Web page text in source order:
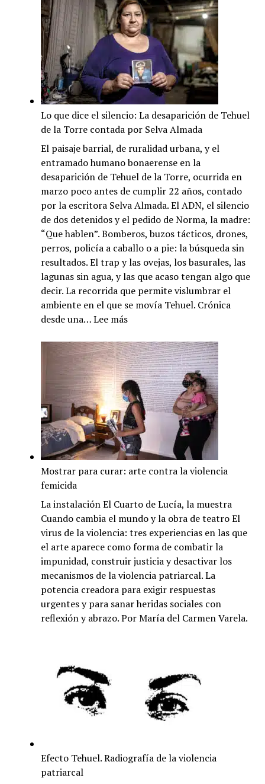
Lo que dice el silencio: La desaparición de Tehuel
de la Torre contada por Selva Almada
El paisaje barrial, de ruralidad urbana, y el
entramado humano bonaerense en la
desaparición de Tehuel de la Torre, ocurrida en
marzo poco antes de cumplir 22 años, contado
por la escritora Selva Almada. El ADN, el silencio
de dos detenidos y el pedido de Norma, la madre:
“Que hablen”. Bomberos, buzos tácticos, drones,
perros, policía a caballo o a pie: la búsqueda sin
resultados. El trap y las ovejas, los basurales, las
lagunas sin agua, y las que acaso tengan algo que
decir. La recorrida que permite vislumbrar el
ambiente en el que se movía Tehuel. Crónica
desde una…Lee más:
que
dice
el
silencio:
La
desaparición
de
Tehuel
de
la
contada
por
Selva
Almada
Mostrar para curar: arte contra la violencia
femicida
La instalación El Cuarto de Lucía, la muestra
Cuando cambia el mundo y la obra de teatro El
virus de la violencia: tres experiencias en las que
el arte aparece como forma de combatir la
impunidad, construir justicia y desactivar los
mecanismos de la violencia patriarcal. La
potencia creadora para exigir respuestas
urgentes y para sanar heridas sociales con
reflexión y abrazo. Por María del Carmen Varela.
Efecto Tehuel. Radiografía de la violencia
patriarcal